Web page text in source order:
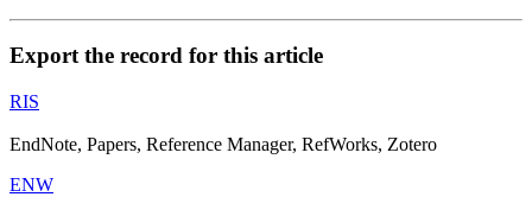
Export the record for this article
RIS
EndNote, Papers, Reference Manager, RefWorks, Zotero
ENW